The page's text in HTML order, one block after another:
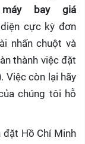
bay giá
cực kỳ đơn
nhấn chuột và
thành việc đặt
. Việc còn lại hãy
chúng tôi hỗ
đặt Hồ Chí Minh